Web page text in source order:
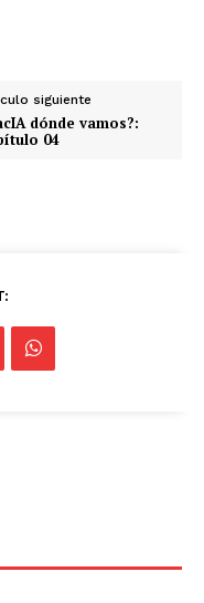
siguiente
dónde vamos?:
04